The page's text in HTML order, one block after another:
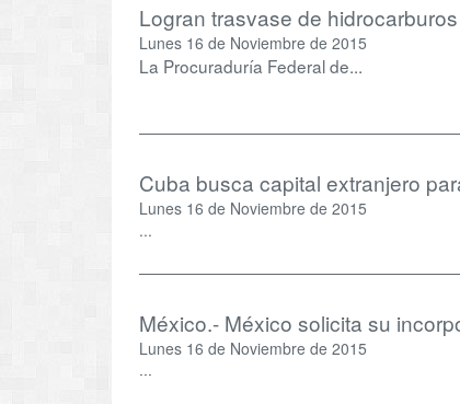
Logran trasvase de
Lunes 16 de Noviembre de 2015
La Procuraduría Federal de...
Cuba busca capital extranjero
Lunes 16 de Noviembre de 2015
...
México.- México solicita su
Lunes 16 de Noviembre de 2015